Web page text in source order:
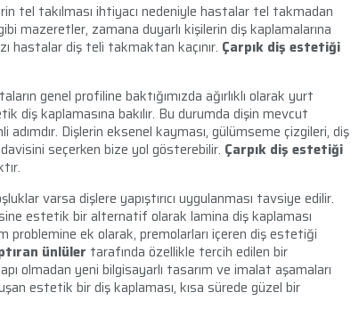
tel takılması ihtiyacı nedeniyle hastalar tel takmadan
mazeretler, zamana duyarlı kişilerin diş kaplamalarına
hastalar diş teli takmaktan kaçınır. Çarpık diş estetiği
genel profiline baktığımızda ağırlıklı olarak yurt
diş kaplamasına bakılır. Bu durumda dişin mevcut
Dişlerin eksenel kayması, gülümseme çizgileri, diş
seçerken bize yol gösterebilir. Çarpık diş estetiği
varsa dişlere yapıştırıcı uygulanması tavsiye edilir.
estetik bir alternatif olarak lamina diş kaplaması
problemine ek olarak, premolarları içeren diş estetiği
ünlüler tarafında özellikle tercih edilen bir
olmadan yeni bilgisayarlı tasarım ve imalat aşamaları
estetik bir diş kaplaması, kısa sürede güzel bir